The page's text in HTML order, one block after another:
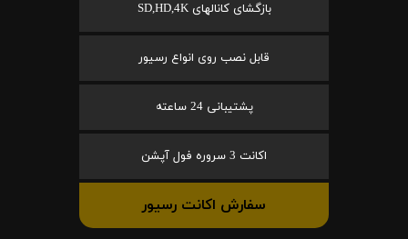
بازگشای کانالهای SD,HD,4K
قابل نصب روی انواع رسیور
پشتیبانی 24 ساعته
اکانت 3 سروره فول آپشن
سفارش اکانت رسیور